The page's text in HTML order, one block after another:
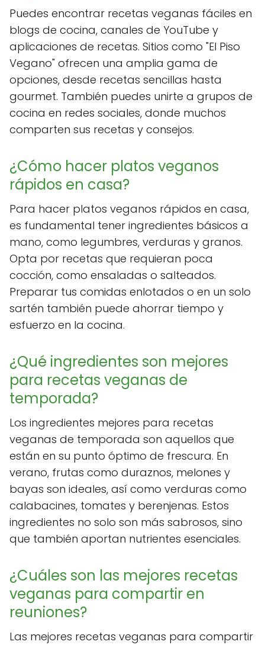
Puedes encontrar recetas veganas fáciles en
blogs de cocina, canales de YouTube y
aplicaciones de recetas. Sitios como "El Piso
Vegano" ofrecen una amplia gama de
opciones, desde recetas sencillas hasta
gourmet. También puedes unirte a grupos de
cocina en redes sociales, donde muchos
comparten sus recetas y consejos.
¿Cómo hacer platos veganos
rápidos en casa?
Para hacer platos veganos rápidos en casa,
es fundamental tener ingredientes básicos a
mano, como legumbres, verduras y granos.
Opta por recetas que requieran poca
cocción, como ensaladas o salteados.
Preparar tus comidas enlotados o en un solo
sartén también puede ahorrar tiempo y
esfuerzo en la cocina.
¿Qué ingredientes son mejores
para recetas veganas de
temporada?
Los ingredientes mejores para recetas
veganas de temporada son aquellos que
están en su punto óptimo de frescura. En
verano, frutas como duraznos, melones y
bayas son ideales, así como verduras como
calabacines, tomates y berenjenas. Estos
ingredientes no solo son más sabrosos, sino
que también aportan nutrientes esenciales.
¿Cuáles son las mejores recetas
veganas para compartir en
reuniones?
Las mejores recetas veganas para compartir